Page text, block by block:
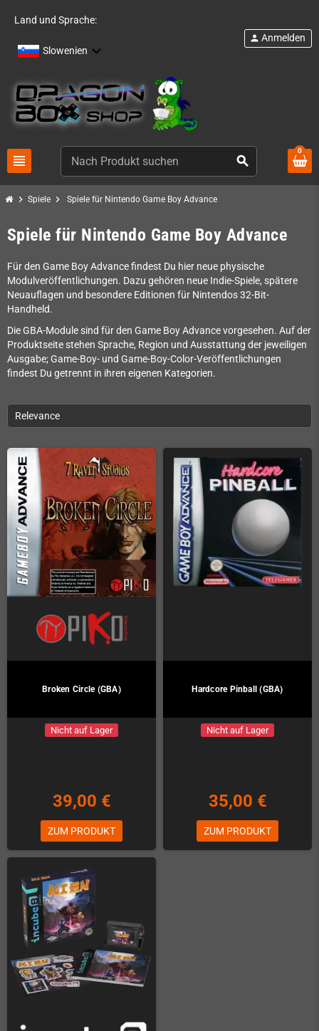
Land und Sprache:
Slowenien
view_headline search
person Anmelden
0
chevron_right Spiele chevron_right Spiele für Nintendo Game Boy Advance
Spiele für Nintendo Game Boy Advance
Für den Game Boy Advance findest Du hier neue physische
Modulveröffentlichungen. Dazu gehören neue Indie-Spiele, spätere
Neuauflagen und besondere Editionen für Nintendos 32-Bit-
Handheld.
Die GBA-Module sind für den Game Boy Advance vorgesehen. Auf der
Produktseite stehen Sprache, Region und Ausstattung der jeweiligen
Ausgabe; Game-Boy- und Game-Boy-Color-Veröffentlichungen
findest Du getrennt in ihren eigenen Kategorien.
Relevance
Broken Circle (GBA)
Nicht auf Lager
39,00 €
ZUM PRODUKT
Hardcore Pinball (GBA)
Nicht auf Lager
35,00 €
ZUM PRODUKT